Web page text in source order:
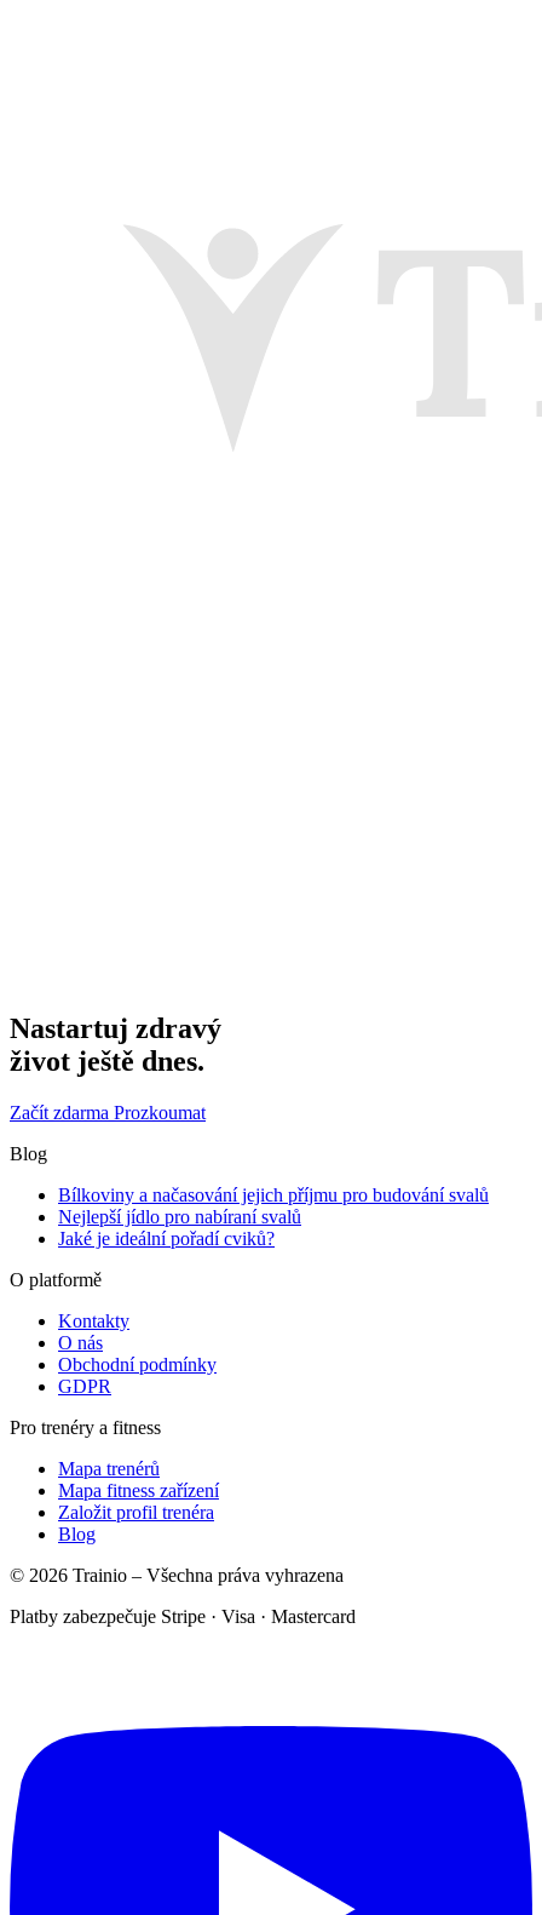
Nastartuj zdravý
život ještě dnes.
Začít zdarma Prozkoumat
Blog
Bílkoviny a načasování jejich příjmu pro budování svalů
Nejlepší jídlo pro nabíraní svalů
Jaké je ideální pořadí cviků?
O platformě
Kontakty
O nás
Obchodní podmínky
GDPR
Pro trenéry a fitness
Mapa trenérů
Mapa fitness zařízení
Založit profil trenéra
Blog
© 2026 Trainio – Všechna práva vyhrazena
Platby zabezpečuje Stripe · Visa · Mastercard